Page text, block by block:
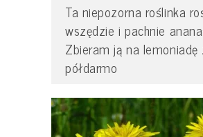
Ta niepozorna roślinka
wszędzie i pachnie
Zbieram ją na lemoniadę
półdarmo